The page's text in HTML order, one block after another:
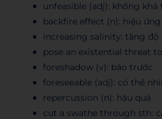
unfeasible (adj): không khả
backfire effect (n): hiệu
increasing salinity: tăng độ
pose an existential threat
foreshadow (v): báo trước
foreseeable (adj): có thể
repercussion (n): hậu quả
cut a swathe through sth: